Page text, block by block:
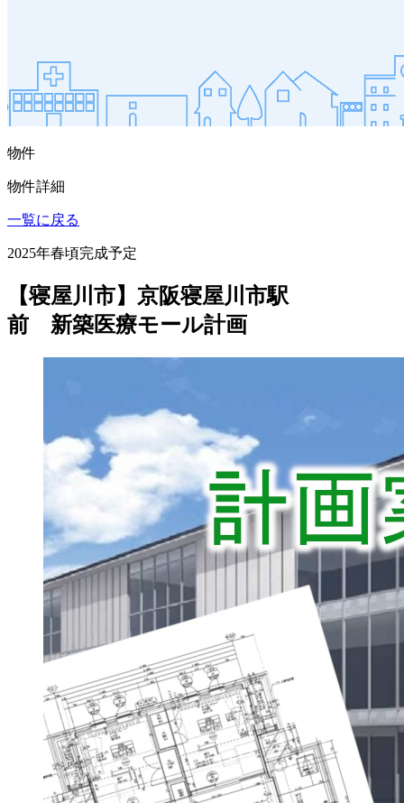
物件
物件詳細
一覧に戻る
2025年春頃完成予定
【寝屋川市】京阪寝屋川市駅
前 新築医療モール計画